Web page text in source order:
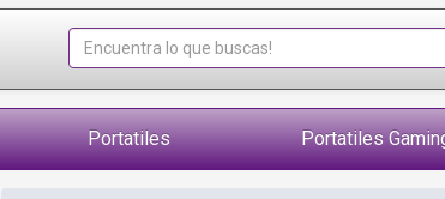
Portatiles Portatiles